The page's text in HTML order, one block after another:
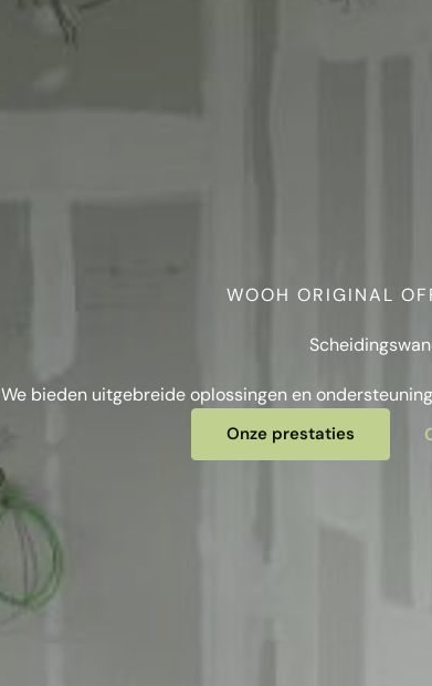
WOOH ORIGINAL
We bieden uitgebreide oplossingen en
Onze prestaties